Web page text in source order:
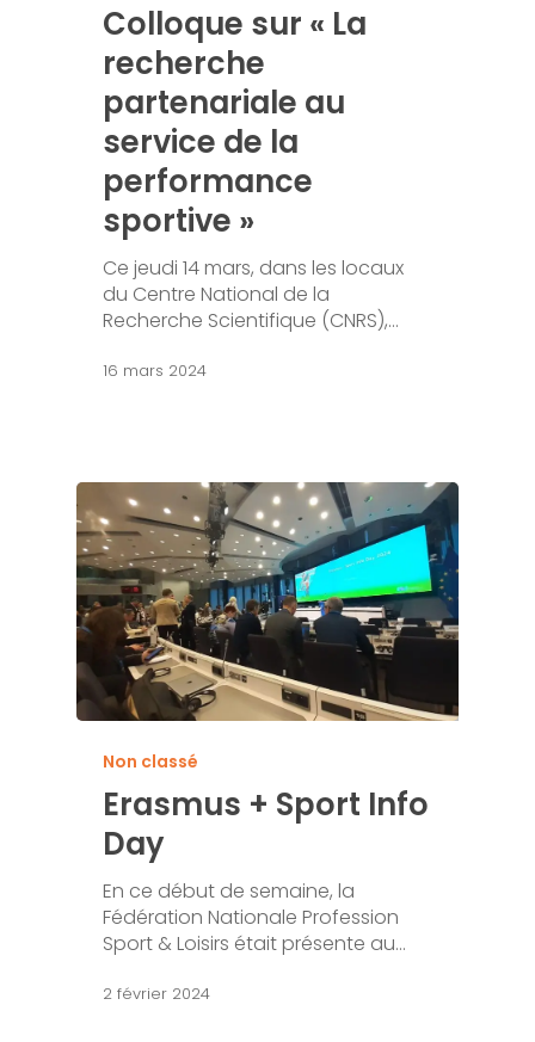
Colloque sur « La
recherche
partenariale au
service de la
performance
sportive »
Ce jeudi 14 mars, dans les locaux
du Centre National de la
Recherche Scientifique (CNRS),…
16 mars 2024
Non classé
Erasmus + Sport Info
Day
En ce début de semaine, la
Fédération Nationale Profession
Sport & Loisirs était présente au…
2 février 2024